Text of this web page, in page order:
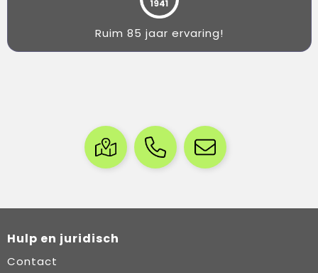
Ruim 85 jaar ervaring!
Hulp en juridisch
Contact